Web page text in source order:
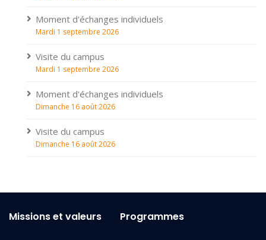
Moment d'échanges individuels
Mardi 1 septembre 2026
Visite du campus
Mardi 1 septembre 2026
Moment d'échanges individuels
Dimanche 16 août 2026
Visite du campus
Dimanche 16 août 2026
Missions et valeurs Programmes